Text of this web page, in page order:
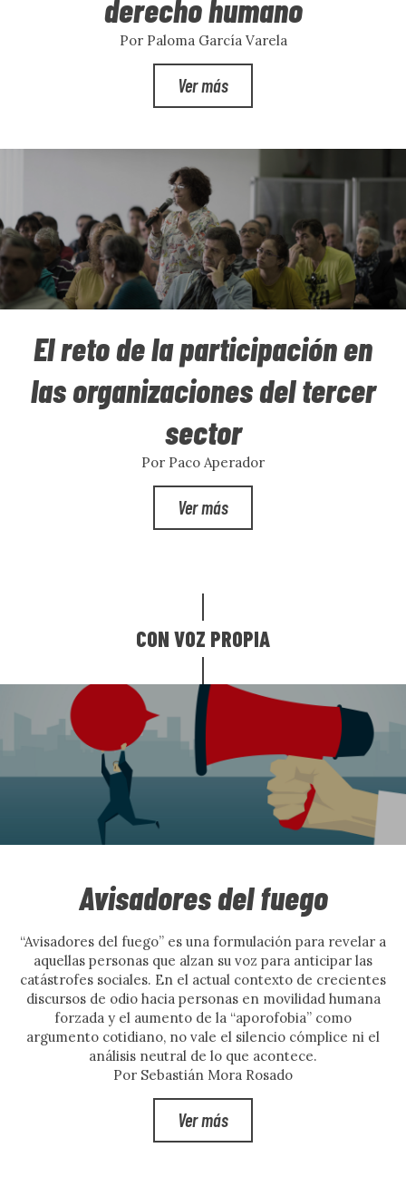
derecho humano
Por Paloma García Varela
Ver más
El reto de la participación en
las organizaciones del tercer
sector
Por Paco Aperador
Ver más
CON VOZ PROPIA
Avisadores del fuego
“Avisadores del fuego” es una formulación para revelar a
aquellas personas que alzan su voz para anticipar las
catástrofes sociales. En el actual contexto de crecientes
discursos de odio hacia personas en movilidad humana
forzada y el aumento de la “aporofobia” como
argumento cotidiano, no vale el silencio cómplice ni el
análisis neutral de lo que acontece.
Por Sebastián Mora Rosado
Ver más